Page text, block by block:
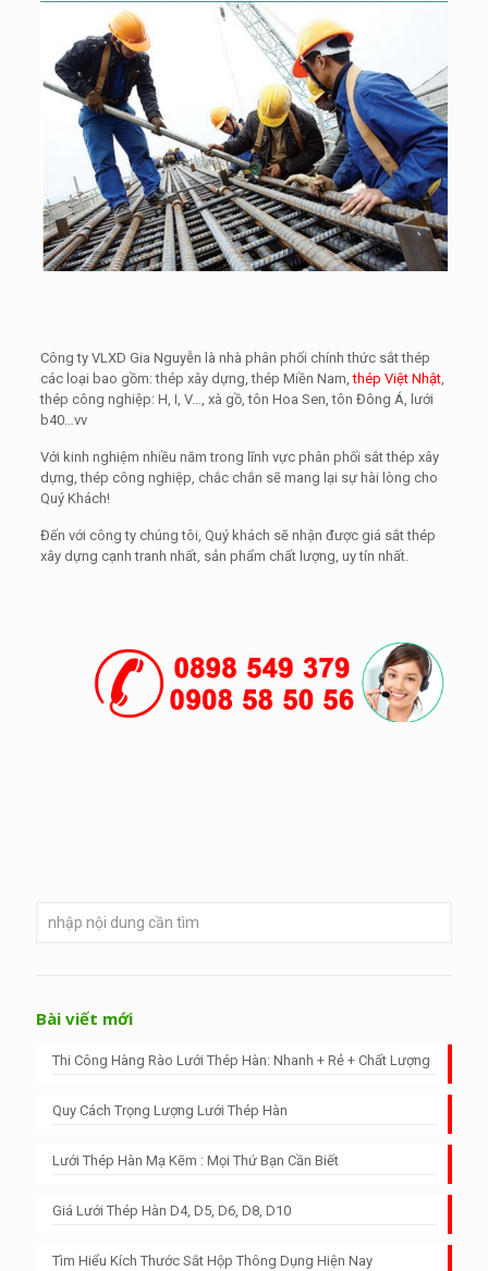
Công ty VLXD Gia Nguyễn là nhà phân phối chính thức sắt thép
các loại bao gồm: thép xây dựng, thép Miền Nam,thép Việt Nhật,
thép công nghiệp: H, I, V…, xà gồ, tôn Hoa Sen, tôn Đông Á, lưới
b40…vv
Với kinh nghiệm nhiều năm trong lĩnh vực phân phối sắt thép xây
dựng, thép công nghiệp, chắc chắn sẽ mang lại sự hài lòng cho
Quý Khách!
Đến với công ty chúng tôi, Quý khách sẽ nhận được giá sắt thép
xây dựng cạnh tranh nhất, sản phẩm chất lượng, uy tín nhất.
Bài viết mới
Thi Công Hàng Rào Lưới Thép Hàn: Nhanh + Rẻ + Chất Lượng
Quy Cách Trọng Lượng Lưới Thép Hàn
Lưới Thép Hàn Mạ Kẽm : Mọi Thứ Bạn Cần Biết
Giá Lưới Thép Hàn D4, D5, D6, D8, D10
Tìm Hiểu Kích Thước Sắt Hộp Thông Dụng Hiện Nay